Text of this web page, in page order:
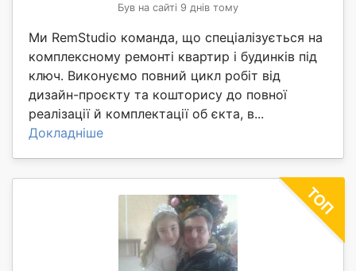
Був на сайті 9 днів тому
Ми RemStudio команда, що спеціалізується на
комплексному ремонті квартир і будинків під
ключ. Виконуємо повний цикл робіт від
дизайн-проєкту та кошторису до повної
реалізації й комплектації об єкта, в...
Докладніше